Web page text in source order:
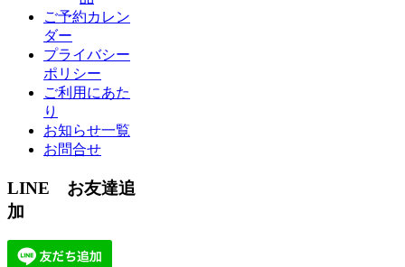
ご予約カレン
ダー
プライバシー
ポリシー
ご利用にあた
り
お知らせ一覧
お問合せ
LINE お友達追
加